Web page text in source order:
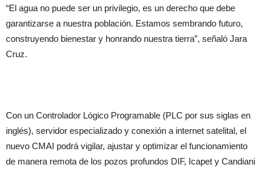
“El agua no puede ser un privilegio, es un derecho que debe
garantizarse a nuestra población. Estamos sembrando futuro,
construyendo bienestar y honrando nuestra tierra”, señaló Jara
Cruz.
Con un Controlador Lógico Programable (PLC por sus siglas en
inglés), servidor especializado y conexión a internet satelital, el
nuevo CMAI podrá vigilar, ajustar y optimizar el funcionamiento
de manera remota de los pozos profundos DIF, Icapet y Candiani